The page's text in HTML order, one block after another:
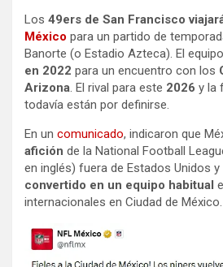
Los 49ers de San Francisco
México para un partido de
Banorte (o Estadio Azteca). El
en 2022 para un encuentro con los
Arizona . El rival para este 2026 y la
todavía están por definirse.
En un comunicado, indicaron que
afición de la National Football
en inglés) fuera de Estados Unidos y
convertido en un equipo habitual
internacionales en Ciudad de México.